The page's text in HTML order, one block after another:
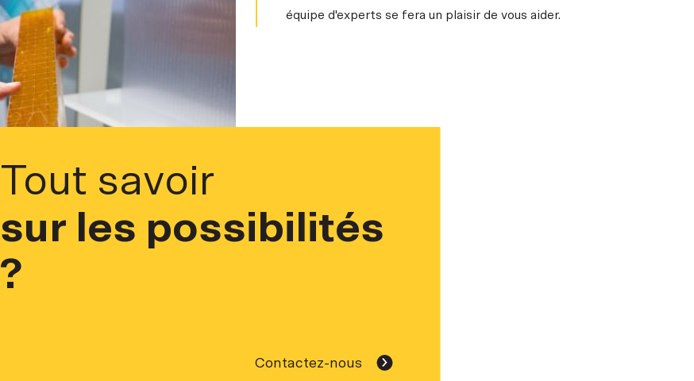
Tout savoir
sur les possibilités
?
Contactez-nous
équipe d'experts se fera un plaisir de vous aider.